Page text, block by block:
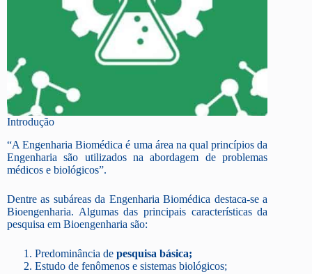
Introdução
“A Engenharia Biomédica é uma área na qual princípios da
Engenharia são utilizados na abordagem de problemas
médicos e biológicos”.
Dentre as subáreas da Engenharia Biomédica destaca-se a
Bioengenharia. Algumas das principais características da
pesquisa em Bioengenharia são:
Predominância de pesquisa básica;
Estudo de fenômenos e sistemas biológicos;